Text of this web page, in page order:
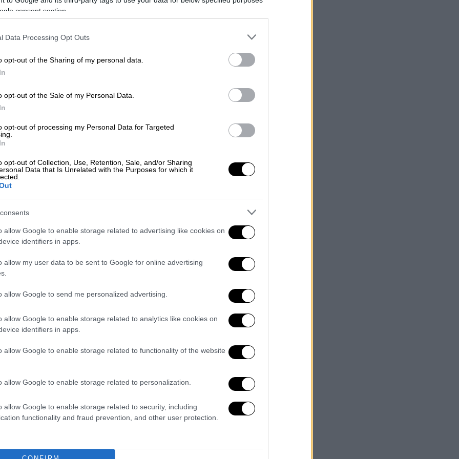
consent section.
Data Processing Opt Outs
opt-out of the Sharing of my personal data.
opt-out of the Sale of my Personal Data.
opt-out of processing my Personal Data for Targeted
opt-out of Collection, Use, Retention, Sale, and/or Sharing
Data that Is Unrelated with the Purposes for which it
allow Google to enable storage related to advertising like cookies on
identifiers in apps.
allow my user data to be sent to Google for online advertising
allow Google to send me personalized advertising.
allow Google to enable storage related to analytics like cookies on
identifiers in apps.
allow Google to enable storage related to functionality of the website
allow Google to enable storage related to personalization.
allow Google to enable storage related to security, including
functionality and fraud prevention, and other user protection.
έφτασαν τα κρούσματα
- Στην περιοχή ο ΕΟΔΥ τη Δευτέρα
οι
την παραμονή των εκλογών και
να αποσταλεί το αργότερο έως τη
υπάλληλος της εταιρείας κούριερ
που ο φάκελος κατατεθεί
της εταιρείας.
εκλογείς του
χώρο συλλογής των επιστολικών